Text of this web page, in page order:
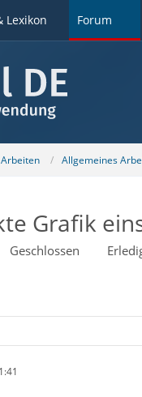
Lexikon Forum
Allgemeines
Grafik
Geschlossen